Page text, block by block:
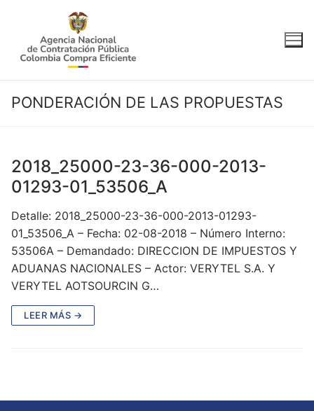
contenido
PONDERACIÓN DE LAS PROPUESTAS
2018_25000-23-36-000-2013-
01293-01_53506_A
Detalle: 2018_25000-23-36-000-2013-01293-
01_53506_A – Fecha: 02-08-2018 – Número Interno:
53506A – Demandado: DIRECCION DE IMPUESTOS Y
ADUANAS NACIONALES – Actor: VERYTEL S.A. Y
VERYTEL AOTSOURCIN G…
LEER MÁS →